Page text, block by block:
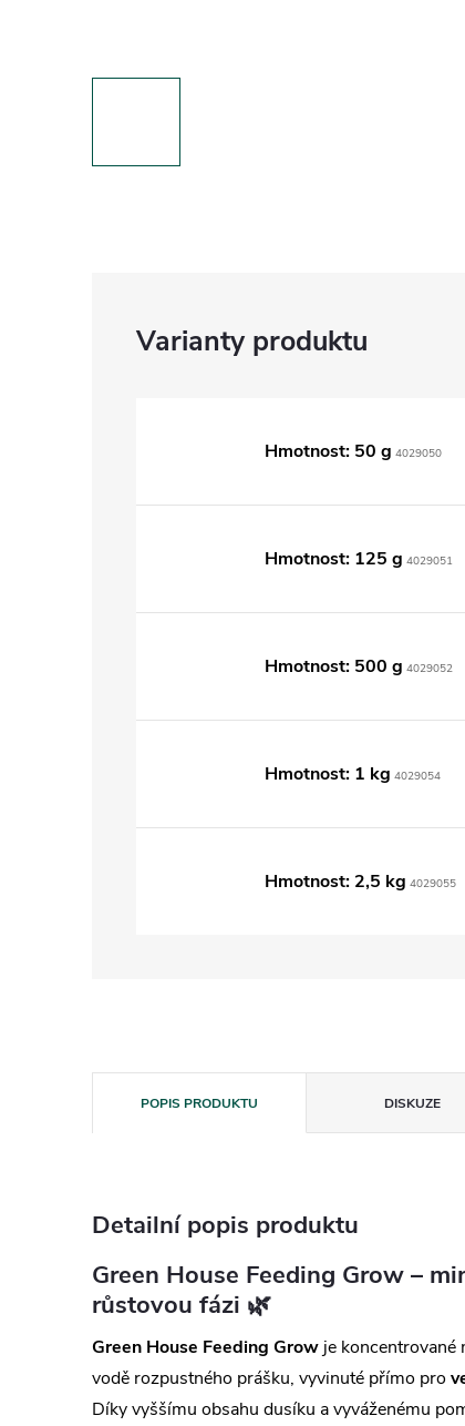
Hmotnost: 50 g 4029050
Hmotnost: 125 g 4029051
Hmotnost: 500 g 4029052
Hmotnost: 1 kg 4029054
Hmotnost: 2,5 kg 4029055
POPIS PRODUKTU DISKUZE
Detailní popis produktu
Green House Feeding Grow –
růstovou fázi 🌿
Green House Feeding Grow je koncentrované
vodě rozpustného prášku, vyvinuté přímo pro
Díky vyššímu obsahu dusíku a vyváženému